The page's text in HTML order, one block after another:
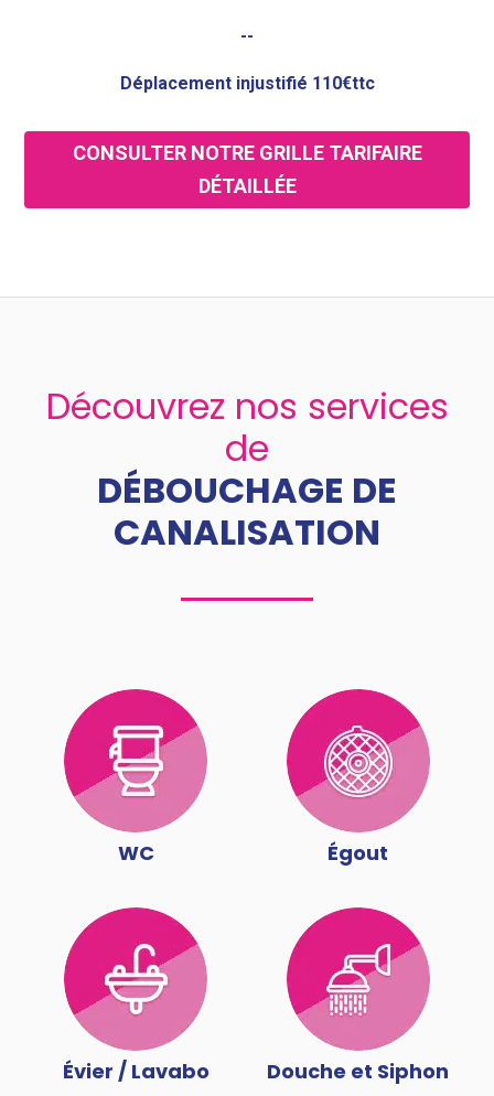
--
Déplacement injustifié 110€ttc
CONSULTER NOTRE GRILLE TARIFAIRE
DÉTAILLÉE
Découvrez nos services
de
DÉBOUCHAGE DE
CANALISATION
WC Égout
Évier / Lavabo Douche et Siphon